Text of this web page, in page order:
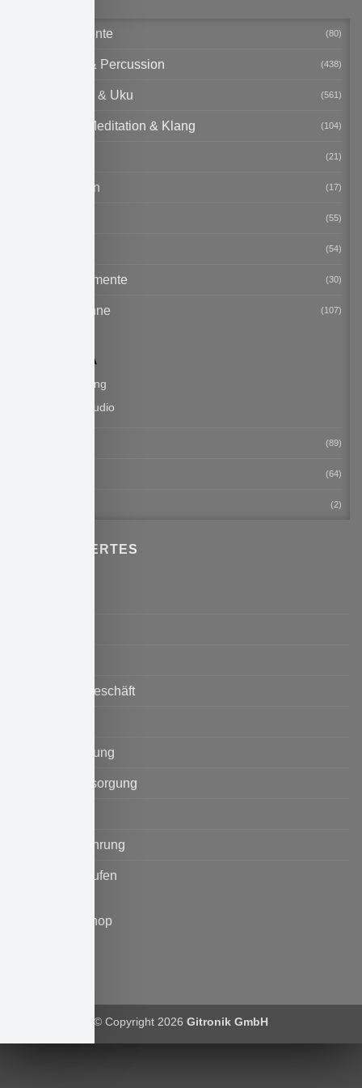
Blasinstrumente (80)
Drums, Orff & Percussion (438)
Gitarre, Bass & Uku (561)
Handpans, Meditation & Klang (104)
(21)
Schnäppchen (17)
(55)
(54)
Streichinstrumente (30)
Studio & Bühne (107)
Mixer u. PA
PC Recording
Zubehör Studio
(89)
(64)
(2)
WISSENSWERTES
Unser Ladengeschäft
Versand+Zahlung
Umwelt & Entsorgung
Widerrufsbelehrung
Vertrag widerrufen
© Copyright 2026 Gitronik GmbH